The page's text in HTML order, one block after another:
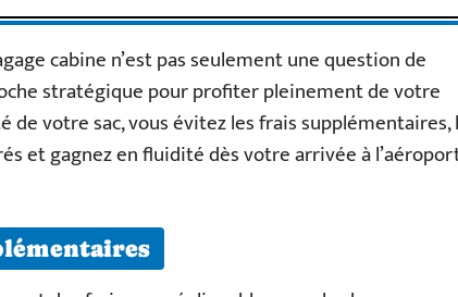
cabine n’est pas seulement une question de
stratégique pour profiter pleinement de votre
de votre sac, vous évitez les frais supplémentaires,
et gagnez en fluidité dès votre arrivée à